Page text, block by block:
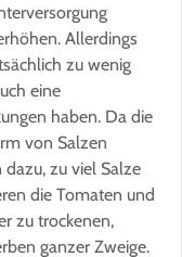
Allerdings
zu wenig
eine
haben. Da die
von Salzen
zu viel Salze
die Tomaten und
zu trockenen,
ganzer Zweige.